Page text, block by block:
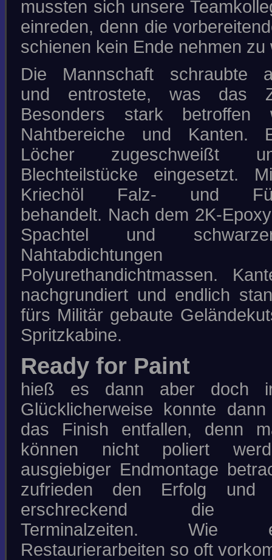
mussten sich unsere
einreden, denn die
schienen kein Ende nehmen zu
Die Mannschaft schraubte
und entrostete, was das
Besonders stark betroffen
Nahtbereiche und Kanten.
Löcher zugeschweißt
Blechteilstücke eingesetzt.
Kriechöl Falz- und
behandelt. Nach dem 2K-
Spachtel und
Polyurethandichtmassen.
nachgrundiert und endlich
fürs Militär gebaute
Spritzkabine.
Ready for Paint
hieß es dann aber doch
Glücklicherweise konnte
das Finish entfallen, denn
können nicht poliert
ausgiebiger Endmontage
zufrieden den Erfolg und
erschreckend die
Terminalzeiten.
Restaurierarbeiten so oft